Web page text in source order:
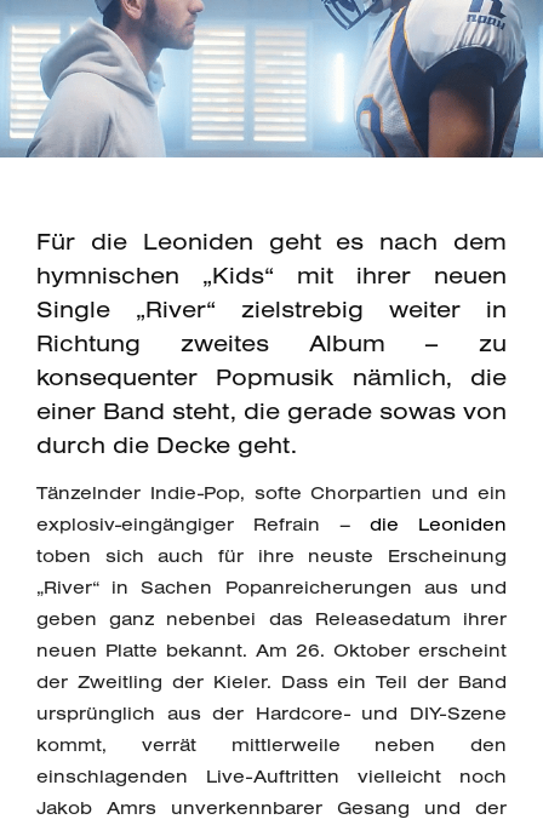
Für die Leoniden geht es nach dem
hymnischen „Kids“ mit ihrer neuen
Single „River“ zielstrebig weiter in
Richtung zweites Album – zu
konsequenter Popmusik nämlich, die
einer Band steht, die gerade sowas von
durch die Decke geht.
Tänzelnder Indie-Pop, softe Chorpartien und ein
explosiv-eingängiger Refrain –die Leoniden
toben sich auch für ihre neuste Erscheinung
„River“ in Sachen Popanreicherungen aus und
geben ganz nebenbei das Releasedatum ihrer
neuen Platte bekannt. Am 26. Oktober erscheint
der Zweitling der Kieler. Dass ein Teil der Band
ursprünglich aus der Hardcore- und DIY-Szene
kommt, verrät mittlerweile neben den
einschlagenden Live-Auftritten vielleicht noch
Jakob Amrs unverkennbarer Gesang und der